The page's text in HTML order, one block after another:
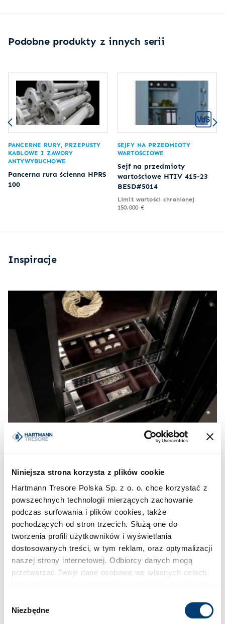
Niniejsza strona korzysta z plików cookie
Hartmann Tresore Polska Sp. z o. o. chce korzystać z
powszechnych technologii mierzących zachowanie
podczas surfowania i plików cookies, także
pochodzących od stron trzecich. Służą one do
tworzenia profili użytkowników i wyświetlania
dostosowanych treści, w tym reklam, oraz optymalizacji
naszej strony internetowej. Odbiorcy danych mogą
przetwarzać Twoje dane osobowe we własnych celach.
zgody
Niezbędne
Podobne produkty z innych serii
PANCERNE RURY, PRZEPUSTY
KABLOWE I ZAWORY
ANTYWYBUCHOWE
Pancerna rura ścienna HPRS
100
SEJFY NA PRZEDMIOTY
WARTOŚCIOWE
Sejf na przedmioty
wartościowe HTIV 415-23
BESD#5014
Limit wartości chronionej
150.000 €
Inspiracje